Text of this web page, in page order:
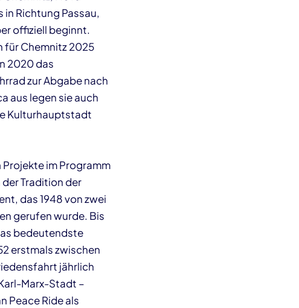
Richtung Passau,
offiziell beginnt.
für Chemnitz 2025
2020 das
zur Abgabe nach
aus legen sie auch
Kulturhauptstadt
Projekte im Programm
Tradition der
das 1948 von zwei
gerufen wurde. Bis
bedeutendste
erstmals zwischen
jährlich
Marx-Stadt –
Peace Ride als